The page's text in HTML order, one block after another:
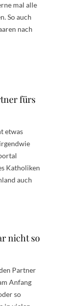
mal alle
So auch
nach
fürs
etwas
Katholiken
auch
nicht so
Partner
Anfang
so